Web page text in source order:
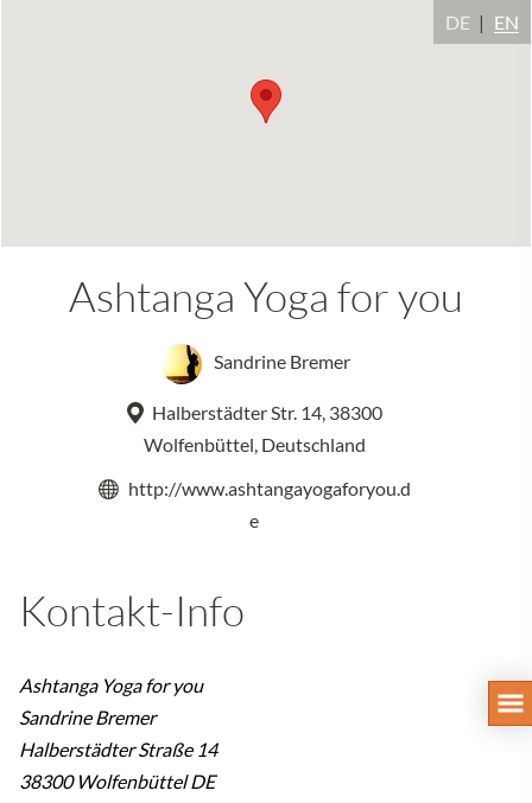
DE EN
Ashtanga Yoga for you
Sandrine Bremer
Halberstädter Str. 14, 38300
Wolfenbüttel, Deutschland
http://www.ashtangayogaforyou.d
e
Kontakt-Info
Ashtanga Yoga for you
Sandrine Bremer
Halberstädter Straße 14
38300 Wolfenbüttel DE